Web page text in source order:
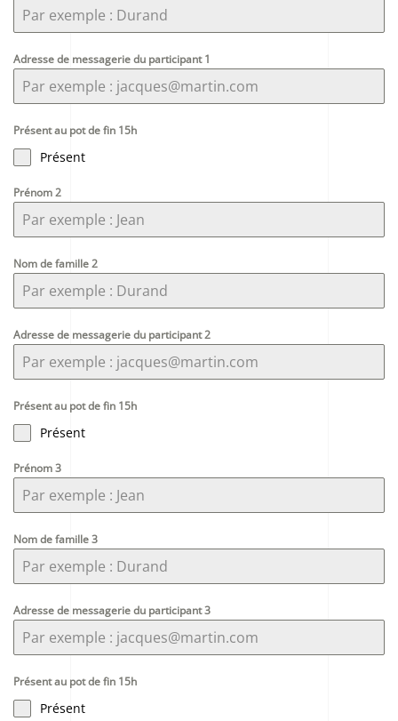
Adresse de messagerie du participant 1
Présent au pot de fin 15h
Présent
Prénom 2
Nom de famille 2
Adresse de messagerie du participant 2
Présent au pot de fin 15h
Présent
Prénom 3
Nom de famille 3
Adresse de messagerie du participant 3
Présent au pot de fin 15h
Présent